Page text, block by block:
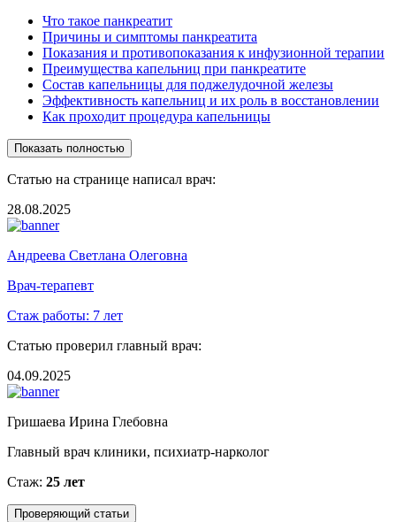
Что такое панкреатит
Причины и симптомы панкреатита
Показания и противопоказания к инфузионной терапии
Преимущества капельниц при панкреатите
Состав капельницы для поджелудочной железы
Эффективность капельниц и их роль в восстановлении
Как проходит процедура капельницы
Показать полностью
Статью на странице написал врач:
28.08.2025
Андреева Светлана Олеговна
Врач-терапевт
Стаж работы: 7 лет
Статью проверил главный врач:
04.09.2025
Гришаева Ирина Глебовна
Главный врач клиники, психиатр-нарколог
Стаж: 25 лет
Проверяющий статьи